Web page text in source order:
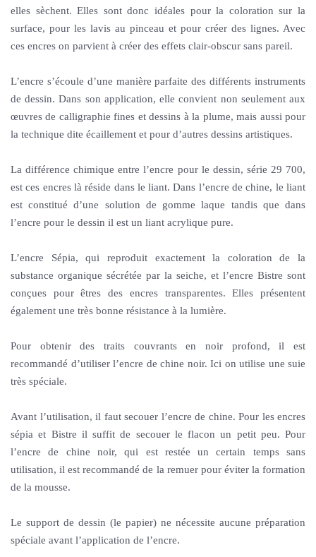
elles sèchent. Elles sont donc idéales pour la coloration sur la
surface, pour les lavis au pinceau et pour créer des lignes. Avec
ces encres on parvient à créer des effets clair-obscur sans pareil.
L’encre s’écoule d’une manière parfaite des différents instruments
de dessin. Dans son application, elle convient non seulement aux
œuvres de calligraphie fines et dessins à la plume, mais aussi pour
la technique dite écaillement et pour d’autres dessins artistiques.
La différence chimique entre l’encre pour le dessin, série 29 700,
est ces encres là réside dans le liant. Dans l’encre de chine, le liant
est constitué d’une solution de gomme laque tandis que dans
l’encre pour le dessin il est un liant acrylique pure.
L’encre Sépia, qui reproduit exactement la coloration de la
substance organique sécrétée par la seiche, et l’encre Bistre sont
conçues pour êtres des encres transparentes. Elles présentent
également une très bonne résistance à la lumière.
Pour obtenir des traits couvrants en noir profond, il est
recommandé d’utiliser l’encre de chine noir. Ici on utilise une suie
très spéciale.
Avant l’utilisation, il faut secouer l’encre de chine. Pour les encres
sépia et Bistre il suffit de secouer le flacon un petit peu. Pour
l’encre de chine noir, qui est restée un certain temps sans
utilisation, il est recommandé de la remuer pour éviter la formation
de la mousse.
Le support de dessin (le papier) ne nécessite aucune préparation
spéciale avant l’application de l’encre.